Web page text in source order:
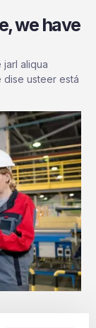
we have
jarl aliqua
dise usteer está